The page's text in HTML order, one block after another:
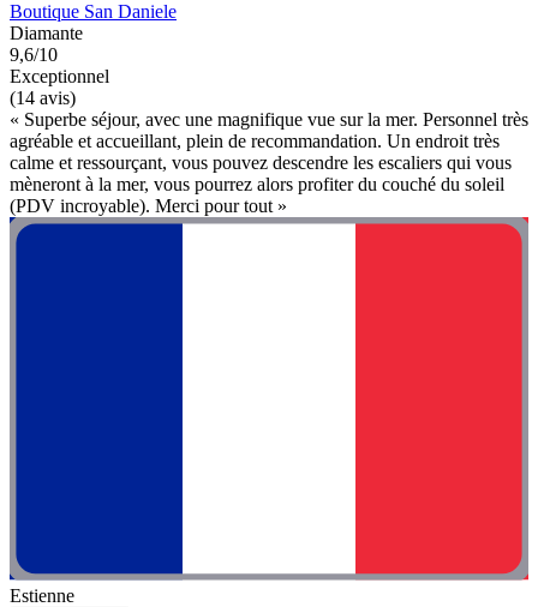
Boutique San Daniele
Diamante
9,6/10
Exceptionnel
(14 avis)
« Superbe séjour, avec une magnifique vue sur la mer. Personnel très
agréable et accueillant, plein de recommandation. Un endroit très
calme et ressourçant, vous pouvez descendre les escaliers qui vous
mèneront à la mer, vous pourrez alors profiter du couché du soleil
(PDV incroyable). Merci pour tout »
Estienne